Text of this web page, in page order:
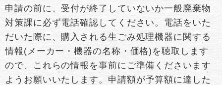
申請の前に、受付が終了していないか一般廃棄物
対策課に必ず電話確認してください。電話をいた
だいた際に、購入される生ごみ処理機器に関する
情報(メーカー・機器の名称・価格)を聴取します
ので、これらの情報を事前にご準備くださいます
ようお願いいたします。申請額が予算額に達した